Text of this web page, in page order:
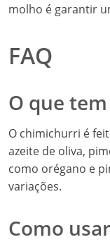
molho é garantir
FAQ
O que
O chimichurri é
azeite de oliva,
como orégano e
variações.
Como